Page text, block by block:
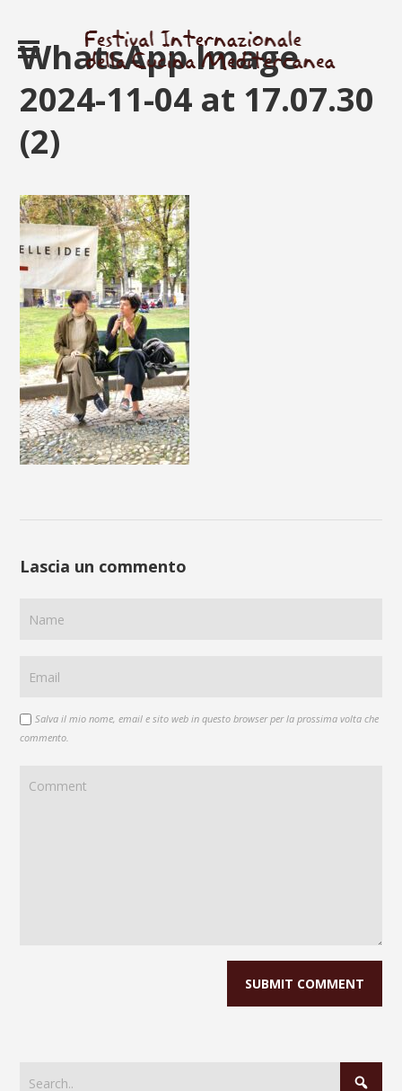
WhatsApp Image
2024-11-04 at 17.07.30
(2)
Lascia un commento
Salva il mio nome, email e sito web in questo browser per la prossima volta che
commento.